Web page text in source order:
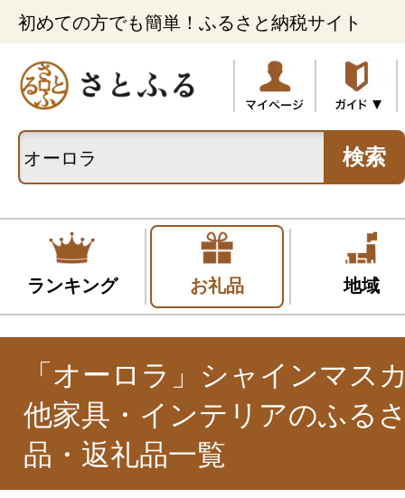
初めての方でも簡単！ふるさと納税サイト
検索
ランキング お礼品 地域
「オーロラ」シャインマス
他家具・インテリアのふる
品・返礼品一覧